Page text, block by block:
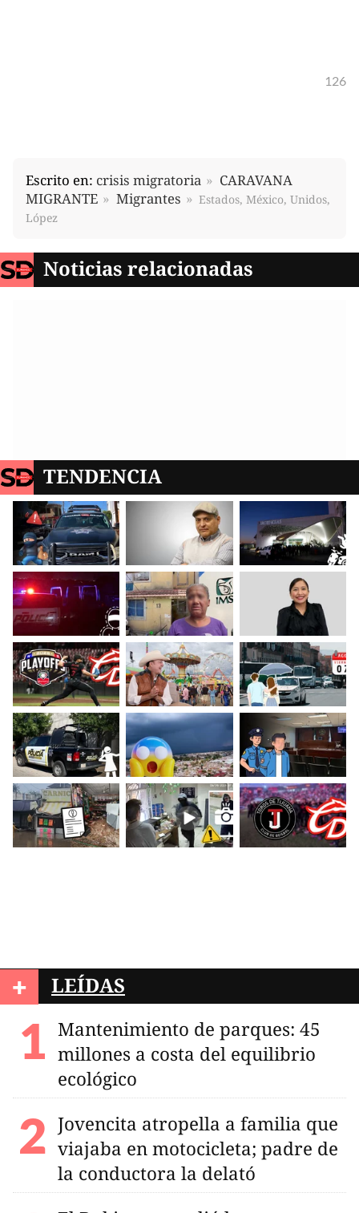
126
Escrito en: crisis migratoria
CARAVANA
MIGRANTE
Migrantes
Estados, México, Unidos,
López
Noticias relacionadas
TENDENCIA
+ LEÍDAS
Mantenimiento de parques: 45
millones a costa del equilibrio
ecológico
Jovencita atropella a familia que
viajaba en motocicleta; padre de
la conductora la delató